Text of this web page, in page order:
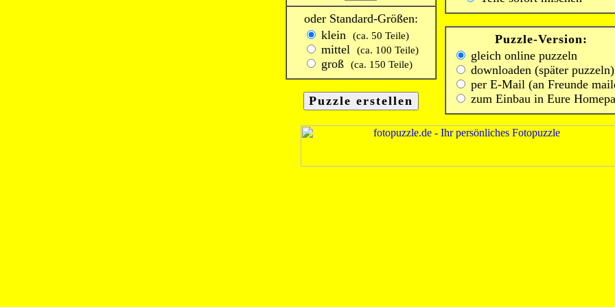
oder Standard-Größen:
klein
(ca. 50 Teile)
mittel (ca. 100 Teile)
groß (ca. 150 Teile)
Puzzle-Version:
gleich online puzzeln
downloaden (später puzzeln)
per E-Mail (an Freunde
zum Einbau in Eure